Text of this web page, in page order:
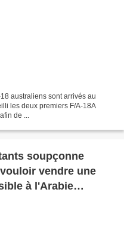
australiens sont arrivés au
les deux premiers F/A-18A
de ...
soupçonne
vendre une
à l'Arabie